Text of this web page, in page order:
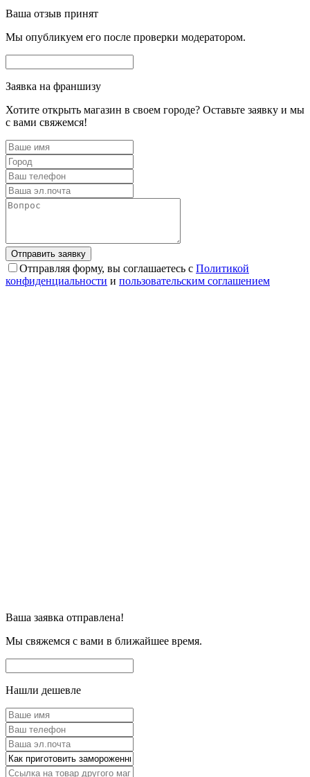
Ваша отзыв принят
Мы опубликуем его после проверки модератором.
Заявка на франшизу
Хотите открыть магазин в своем городе? Оставьте заявку и мы
с вами свяжемся!
Отправляя форму, вы соглашаетесь с Политикой
конфиденциальности и пользовательским соглашением
Ваша заявка отправлена!
Мы свяжемся с вами в ближайшее время.
Нашли дешевле